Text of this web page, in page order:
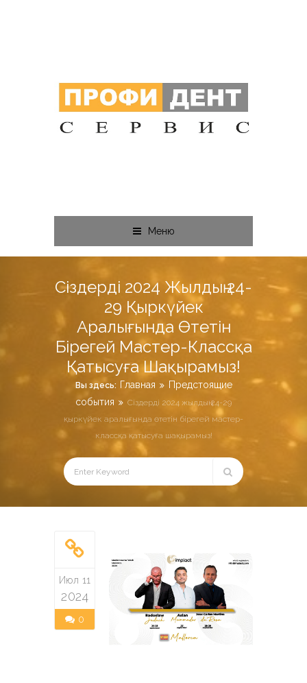
Меню
Сіздерді 2024 Жылдың 24-
29 Қыркүйек
Аралығында Өтетін
Бірегей Мастер-Классқа
Қатысуға Шақырамыз!
Вы здесь: Главная
Предстоящие
события
Сіздерді 2024 жылдың 24-29
қыркүйек аралығында өтетін бірегей мастер-
классқа қатысуға шақырамыз!
Июл 11
2024
0